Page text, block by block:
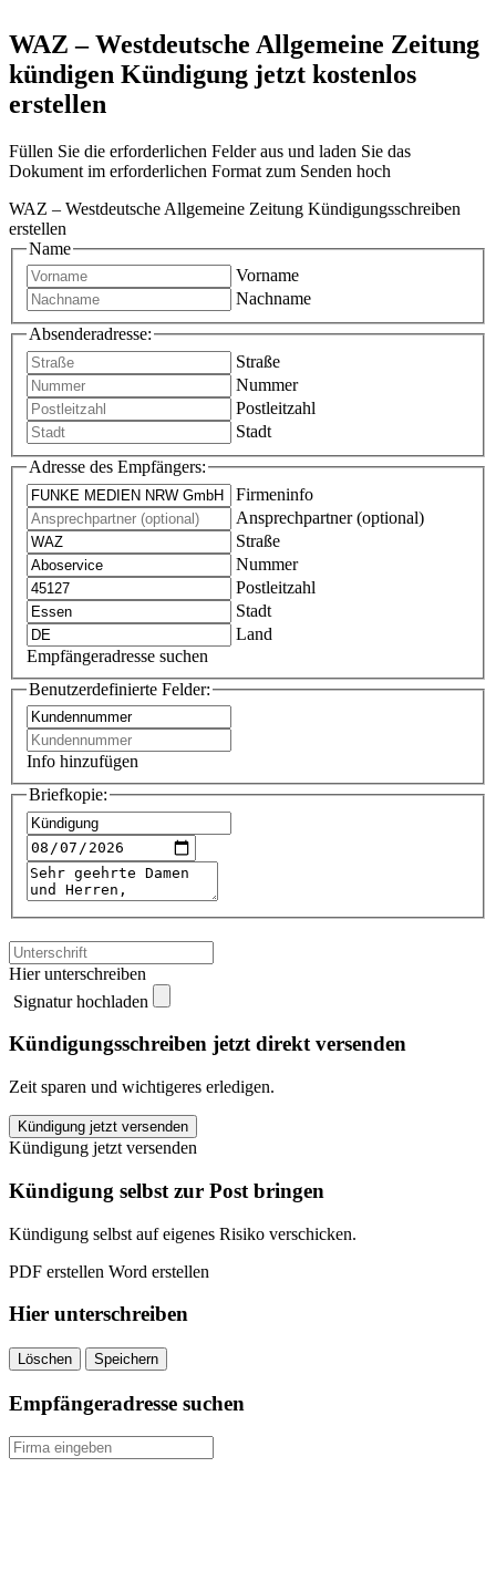
WAZ – Westdeutsche Allgemeine Zeitung
kündigen Kündigung jetzt kostenlos
erstellen
Füllen Sie die erforderlichen Felder aus und laden Sie das
Dokument im erforderlichen Format zum Senden hoch
WAZ – Westdeutsche Allgemeine Zeitung Kündigungsschreiben
erstellen
Name
Vorname
Nachname
Absenderadresse:
Straße
Nummer
Postleitzahl
Stadt
Adresse des Empfängers:
Firmeninfo
Ansprechpartner (optional)
Straße
Nummer
Postleitzahl
Stadt
Land
Empfängeradresse suchen
Benutzerdefinierte Felder:
Info hinzufügen
Briefkopie:
Hier unterschreiben
Signatur hochladen
Kündigungsschreiben jetzt direkt versenden
Zeit sparen und wichtigeres erledigen.
WAZ
–
Westdeutsche
Allgemeine
Zeitung
quantity
Kündigung jetzt versenden
Kündigung jetzt versenden
Kündigung selbst zur Post bringen
Kündigung selbst auf eigenes Risiko verschicken.
PDF erstellen Word erstellen
Hier unterschreiben
Löschen Speichern
Empfängeradresse suchen